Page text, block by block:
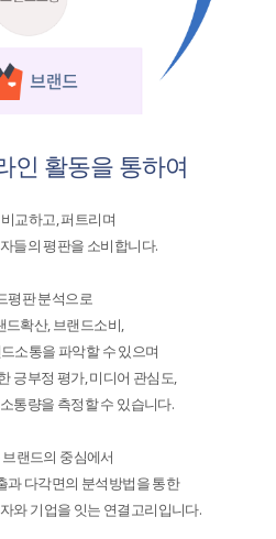
인 활동을 통하여
교하고, 퍼트리며
들의 평판을 소비합니다.
평판 분석으로
드확산, 브랜드소비,
소통을 파악할 수 있으며
긍부정 평가, 미디어 관심도,
통량을 측정할 수 있습니다.
랜드의 중심에서
과 다각면의 분석방법을 통한
와 기업을 잇는 연결고리입니다.